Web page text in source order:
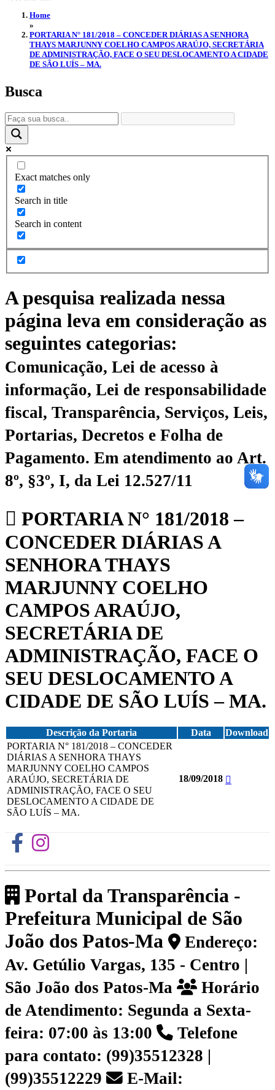
Home
»
PORTARIA N° 181/2018 – CONCEDER DIÁRIAS A SENHORA
THAYS MARJUNNY COELHO CAMPOS ARAÚJO, SECRETÁRIA
DE ADMINISTRAÇÃO, FACE O SEU DESLOCAMENTO A CIDADE
DE SÃO LUÍS – MA.
Busca
Exact matches only
Search in title
Search in content
A pesquisa realizada nessa
página leva em consideração as
seguintes categorias:
Comunicação, Lei de acesso à
informação, Lei de responsabilidade
fiscal, Transparência, Serviços, Leis,
Portarias, Decretos e Folha de
Pagamento. Em atendimento ao Art.
8º, §3º, I, da Lei 12.527/11
PORTARIA N° 181/2018 –
CONCEDER DIÁRIAS A
SENHORA THAYS
MARJUNNY COELHO
CAMPOS ARAÚJO,
SECRETÁRIA DE
ADMINISTRAÇÃO, FACE O
SEU DESLOCAMENTO A
CIDADE DE SÃO LUÍS – MA.
Descrição da Portaria Data
Download
PORTARIA N° 181/2018 – CONCEDER
DIÁRIAS A SENHORA THAYS
MARJUNNY COELHO CAMPOS
ARAÚJO, SECRETÁRIA DE
ADMINISTRAÇÃO, FACE O SEU
DESLOCAMENTO A CIDADE DE
SÃO LUÍS – MA.
18/09/2018
Portal da Transparência -
Prefeitura Municipal de São
João dos Patos-Ma
Endereço:
Av. Getúlio Vargas, 135 - Centro |
São João dos Patos-Ma
Horário
de Atendimento: Segunda a Sexta-
feira: 07:00 às 13:00
Telefone
para contato: (99)35512328 |
(99)35512229
E-Mail: